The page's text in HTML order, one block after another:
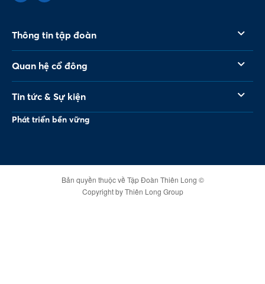
Thông tin tập đoàn
Quan hệ cổ đông
Tin tức & Sự kiện
Phát triển bền vững
Bản quyền thuộc về Tập Đoàn Thiên Long ©
Copyright by Thiên Long Group